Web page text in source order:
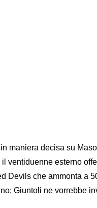
maniera decisa su
ventiduenne esterno
Devils che ammonta a
Giuntoli ne vorrebbe